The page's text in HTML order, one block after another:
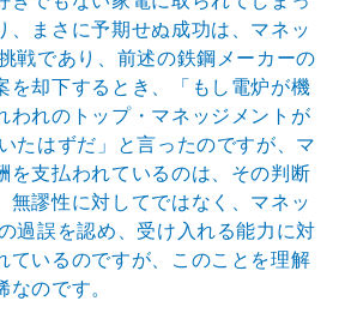
、まさに予期せぬ成功は、マネッ
戦であり、前述の鉄鋼メーカーの
を却下するとき、「もし電炉が機
われのトップ・マネッジメントが
たはずだ」と言ったのですが、マ
を支払われているのは、その判断
無謬性に対してではなく、マネッ
過誤を認め、受け入れる能力に対
ているのですが、このことを理解
なのです。